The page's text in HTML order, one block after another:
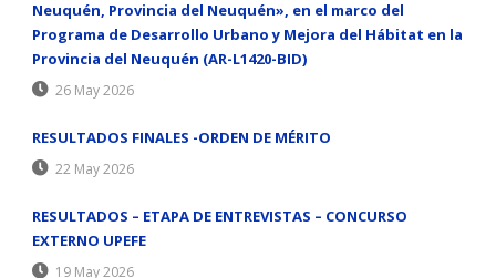
Neuquén, Provincia del Neuquén», en el marco del
Programa de Desarrollo Urbano y Mejora del Hábitat en la
Provincia del Neuquén (AR-L1420-BID)
26 May 2026
RESULTADOS FINALES -ORDEN DE MÉRITO
22 May 2026
RESULTADOS – ETAPA DE ENTREVISTAS – CONCURSO
EXTERNO UPEFE
19 May 2026